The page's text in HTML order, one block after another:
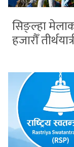
सिङ्ल्हा
हजारौँ